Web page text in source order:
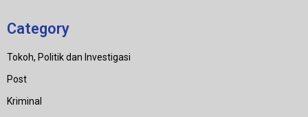
Category
Tokoh, Politik dan Investigasi
Post
Kriminal